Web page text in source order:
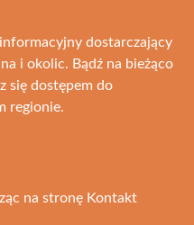
dostarczający
i okolic. Bądź na bieżąco
się dostępem do
regionie.
na stronę Kontakt